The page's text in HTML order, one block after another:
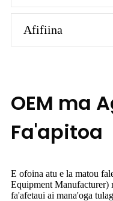
Afifiina
OEM ma
Fa'apitoa
E ofoina atu e la matou
Equipment Manufacturer)
fa'afetaui ai mana'oga